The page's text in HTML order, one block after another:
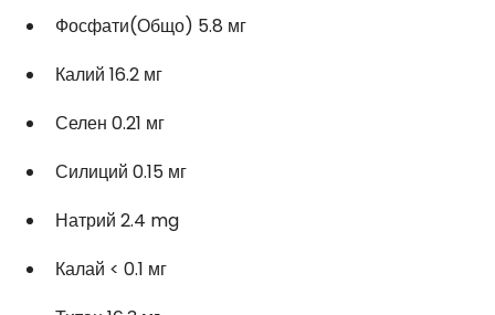
Фосфати(Общо) 5.8 мг
Калий 16.2 мг
Селен 0.21 мг
Силиций 0.15 мг
Натрий 2.4 mg
Калай < 0.1 мг